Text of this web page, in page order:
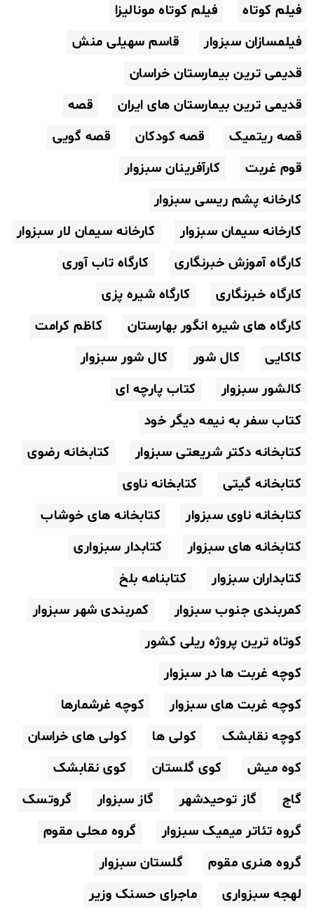
فیلم کوتاه
فیلم کوتاه مونالیزا
فیلمسازان سبزوار
قاسم سهیلی منش
قدیمی ترین بیمارستان خراسان
قدیمی ترین بیمارستان های ایران
قصه
قصه ریتمیک
قصه کودکان
قصه گویی
قوم غربت
کارآفرینان سبزوار
کارخانه پشم ریسی سبزوار
کارخانه سیمان سبزوار
کارخانه سیمان لار سبزوار
کارگاه آموزش خبرنگاری
کارگاه تاب آوری
کارگاه خبرنگاری
کارگاه شیره پزی
کارگاه های شیره انگور بهارستان
کاظم کرامت
کاکایی
کال شور
کال شور سبزوار
کالشور سبزوار
کتاب پارچه ای
کتاب سفر به نیمه دیگر خود
کتابخانه دکتر شریعتی سبزوار
کتابخانه رضوی
کتابخانه گیتی
کتابخانه ناوی
کتابخانه ناوی سبزوار
کتابخانه های خوشاب
کتابخانه های سبزوار
کتابدار سبزواری
کتابداران سبزوار
کتابنامه بلخ
کمربندی جنوب سبزوار
کمربندی شهر سبزوار
کوتاه ترین پروژه ریلی کشور
کوچه غربت ها در سبزوار
کوچه غربت های سبزوار
کوچه غرشمارها
کوچه نقابشک
کولی ها
کولی های خراسان
کوه میش
کوی گلستان
کوی نقابشک
گاج
گاز توحیدشهر گاز سبزوار
گروتسک
گروه تئاتر میمیک سبزوار
گروه محلی مقوم
گروه هنری مقوم
گلستان سبزوار
لهجه سبزواری
ماجرای حسنک وزیر